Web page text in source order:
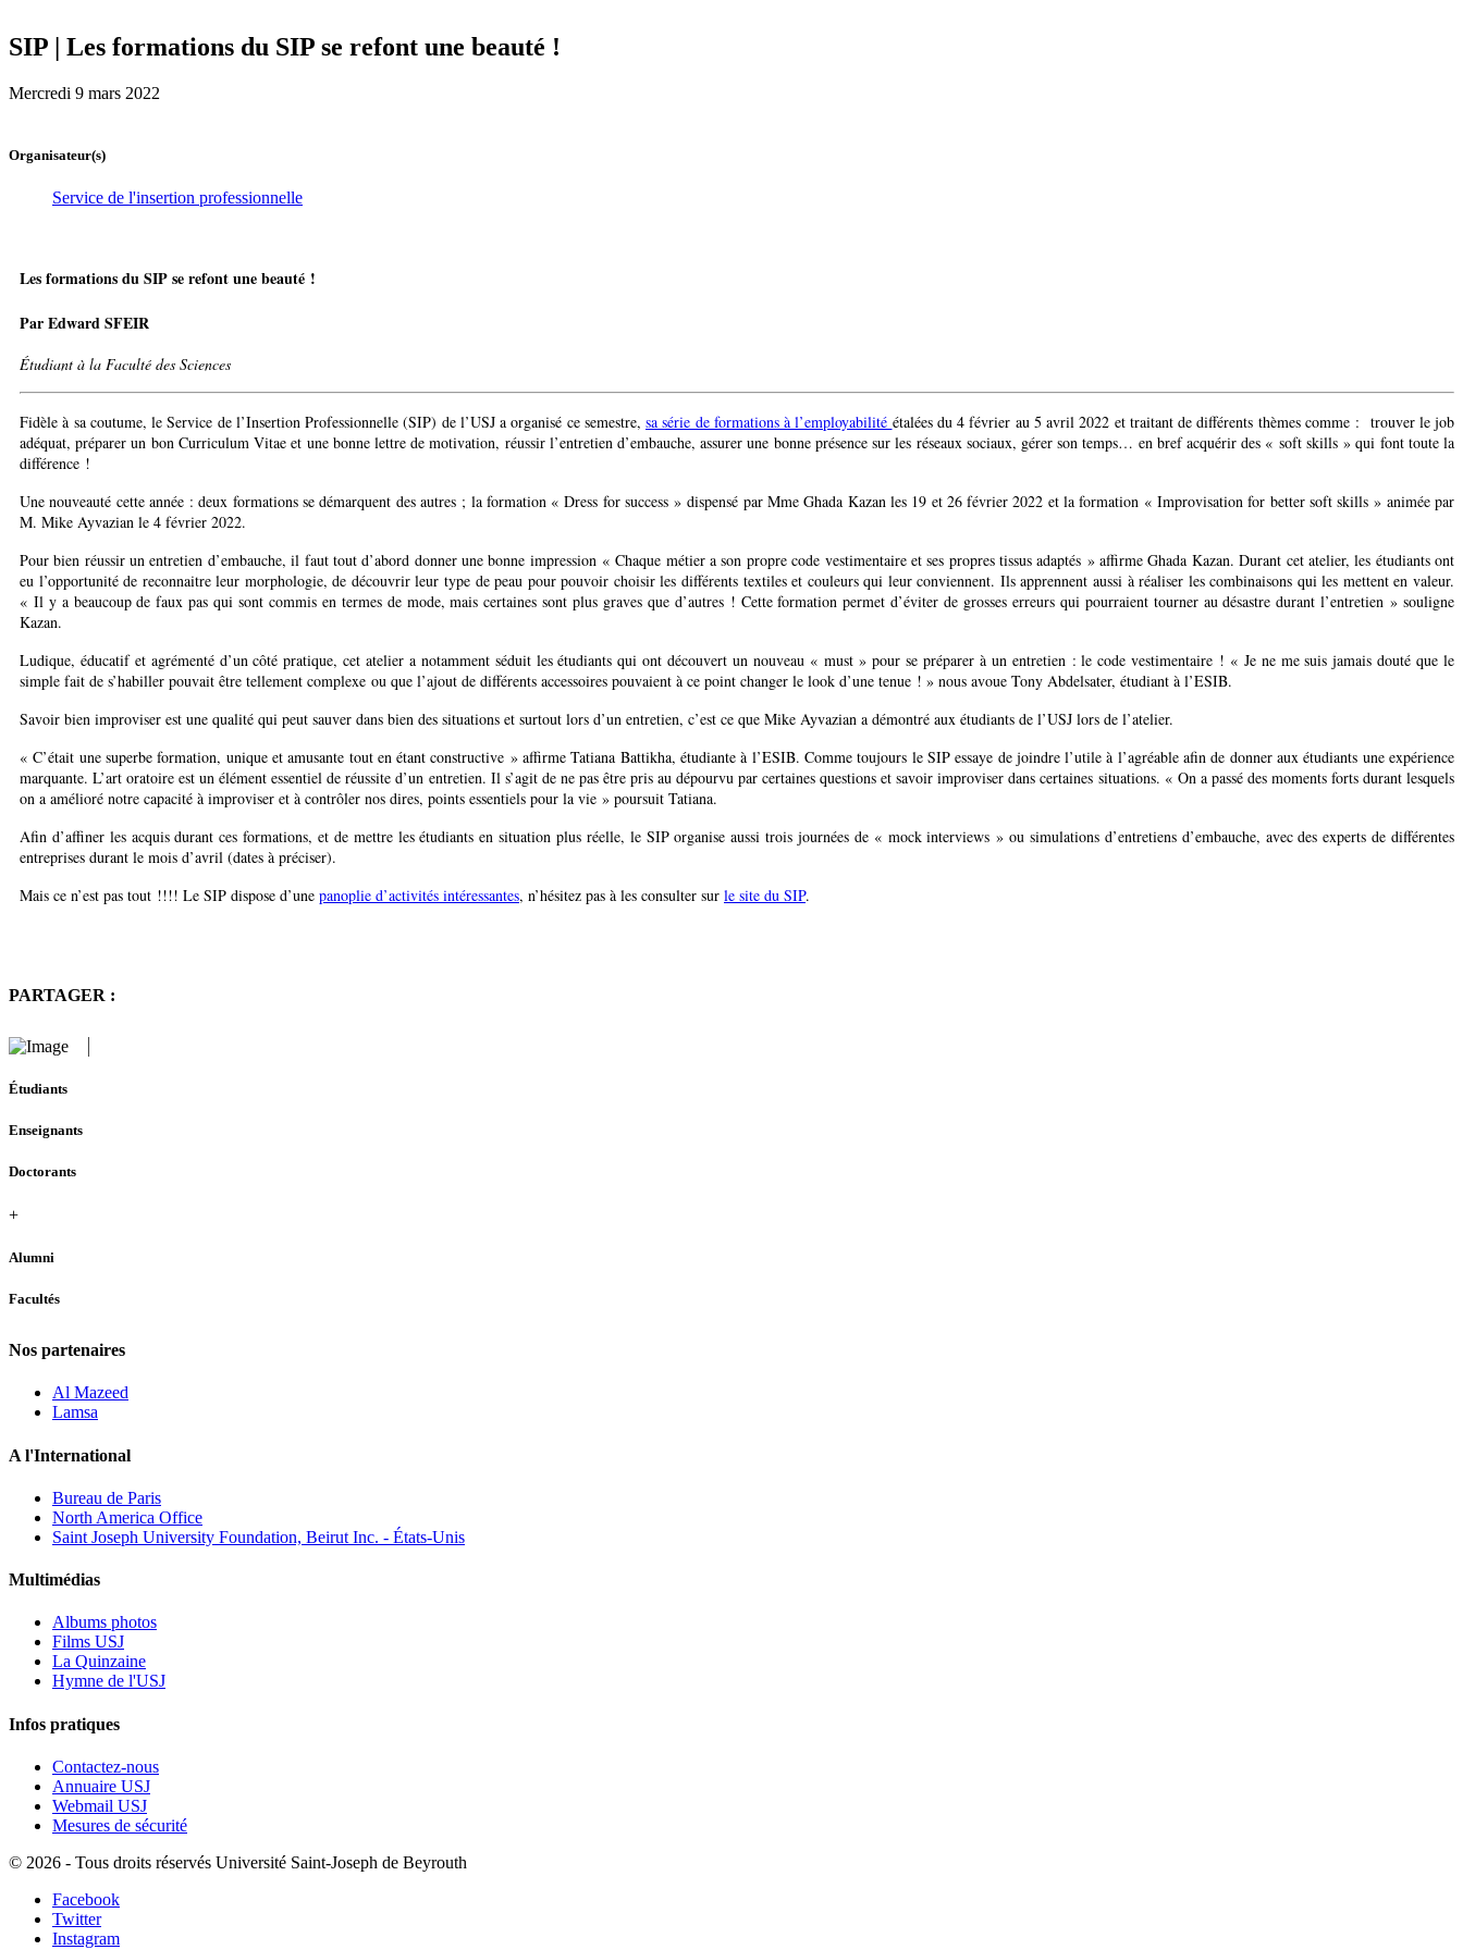
SIP | Les formations du SIP se refont une beauté !
Mercredi 9 mars 2022
Organisateur(s)
Service de l'insertion professionnelle
Les formations du SIP se refont une beauté !
Par Edward SFEIR
Étudiant à la Faculté des Sciences
Fidèle à sa coutume, le Service de l’Insertion Professionnelle (SIP) de l’USJ a organisé ce semestre, sa série de formations à l’employabilité étalées du 4 février au 5 avril 2022 et traitant de différents thèmes comme : trouver le job
adéquat, préparer un bon Curriculum Vitae et une bonne lettre de motivation, réussir l’entretien d’embauche, assurer une bonne présence sur les réseaux sociaux, gérer son temps… en bref acquérir des « soft skills » qui font toute la
différence !
Une nouveauté cette année : deux formations se démarquent des autres ; la formation « Dress for success » dispensé par Mme Ghada Kazan les 19 et 26 février 2022 et la formation « Improvisation for better soft skills » animée par
M. Mike Ayvazian le 4 février 2022.
Pour bien réussir un entretien d’embauche, il faut tout d’abord donner une bonne impression « Chaque métier a son propre code vestimentaire et ses propres tissus adaptés » affirme Ghada Kazan. Durant cet atelier, les étudiants ont
eu l’opportunité de reconnaitre leur morphologie, de découvrir leur type de peau pour pouvoir choisir les différents textiles et couleurs qui leur conviennent. Ils apprennent aussi à réaliser les combinaisons qui les mettent en valeur.
« Il y a beaucoup de faux pas qui sont commis en termes de mode, mais certaines sont plus graves que d’autres ! Cette formation permet d’éviter de grosses erreurs qui pourraient tourner au désastre durant l’entretien » souligne
Kazan.
Ludique, éducatif et agrémenté d’un côté pratique, cet atelier a notamment séduit les étudiants qui ont découvert un nouveau « must » pour se préparer à un entretien : le code vestimentaire ! « Je ne me suis jamais douté que le
simple fait de s’habiller pouvait être tellement complexe ou que l’ajout de différents accessoires pouvaient à ce point changer le look d’une tenue ! » nous avoue Tony Abdelsater, étudiant à l’ESIB.
Savoir bien improviser est une qualité qui peut sauver dans bien des situations et surtout lors d’un entretien, c’est ce que Mike Ayvazian a démontré aux étudiants de l’USJ lors de l’atelier.
« C’était une superbe formation, unique et amusante tout en étant constructive » affirme Tatiana Battikha, étudiante à l’ESIB. Comme toujours le SIP essaye de joindre l’utile à l’agréable afin de donner aux étudiants une expérience
marquante. L’art oratoire est un élément essentiel de réussite d’un entretien. Il s’agit de ne pas être pris au dépourvu par certaines questions et savoir improviser dans certaines situations. « On a passé des moments forts durant lesquels
on a amélioré notre capacité à improviser et à contrôler nos dires, points essentiels pour la vie » poursuit Tatiana.
Afin d’affiner les acquis durant ces formations, et de mettre les étudiants en situation plus réelle, le SIP organise aussi trois journées de « mock interviews » ou simulations d’entretiens d’embauche, avec des experts de différentes
entreprises durant le mois d’avril (dates à préciser).
Mais ce n’est pas tout !!!! Le SIP dispose d’une panoplie d’activités intéressantes, n’hésitez pas à les consulter sur le site du SIP.
PARTAGER :
Étudiants
Enseignants
Doctorants
+
Alumni
Facultés
Nos partenaires
Al Mazeed
Lamsa
A l'International
Bureau de Paris
North America Office
Saint Joseph University Foundation, Beirut Inc. - États-Unis
Multimédias
Albums photos
Films USJ
La Quinzaine
Hymne de l'USJ
Infos pratiques
Contactez-nous
Annuaire USJ
Webmail USJ
Mesures de sécurité
© 2026 - Tous droits réservés Université Saint-Joseph de Beyrouth
Facebook
Twitter
Instagram